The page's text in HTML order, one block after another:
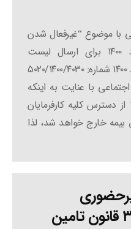
با موضوع “غیرفعال شدن
سامانه samt.tamin.ir از مرداد ۱۴۰۰ برای ارسال لیست
کارفرمایان تاریخ ابلاغ: ۲۴ خرداد ۱۴۰۰ شماره: ۵۰۲۰/۱۴۰۰/۴۰۳۰
با عنایت به اینکه
سامانه سمت از مرداد ماه ۱۴۰۰ از دسترس کلیه کارفرمایان
بیمه خارج خواهد شد، لذا
مفاصاحساب ماده ۳۸ قانون تامین